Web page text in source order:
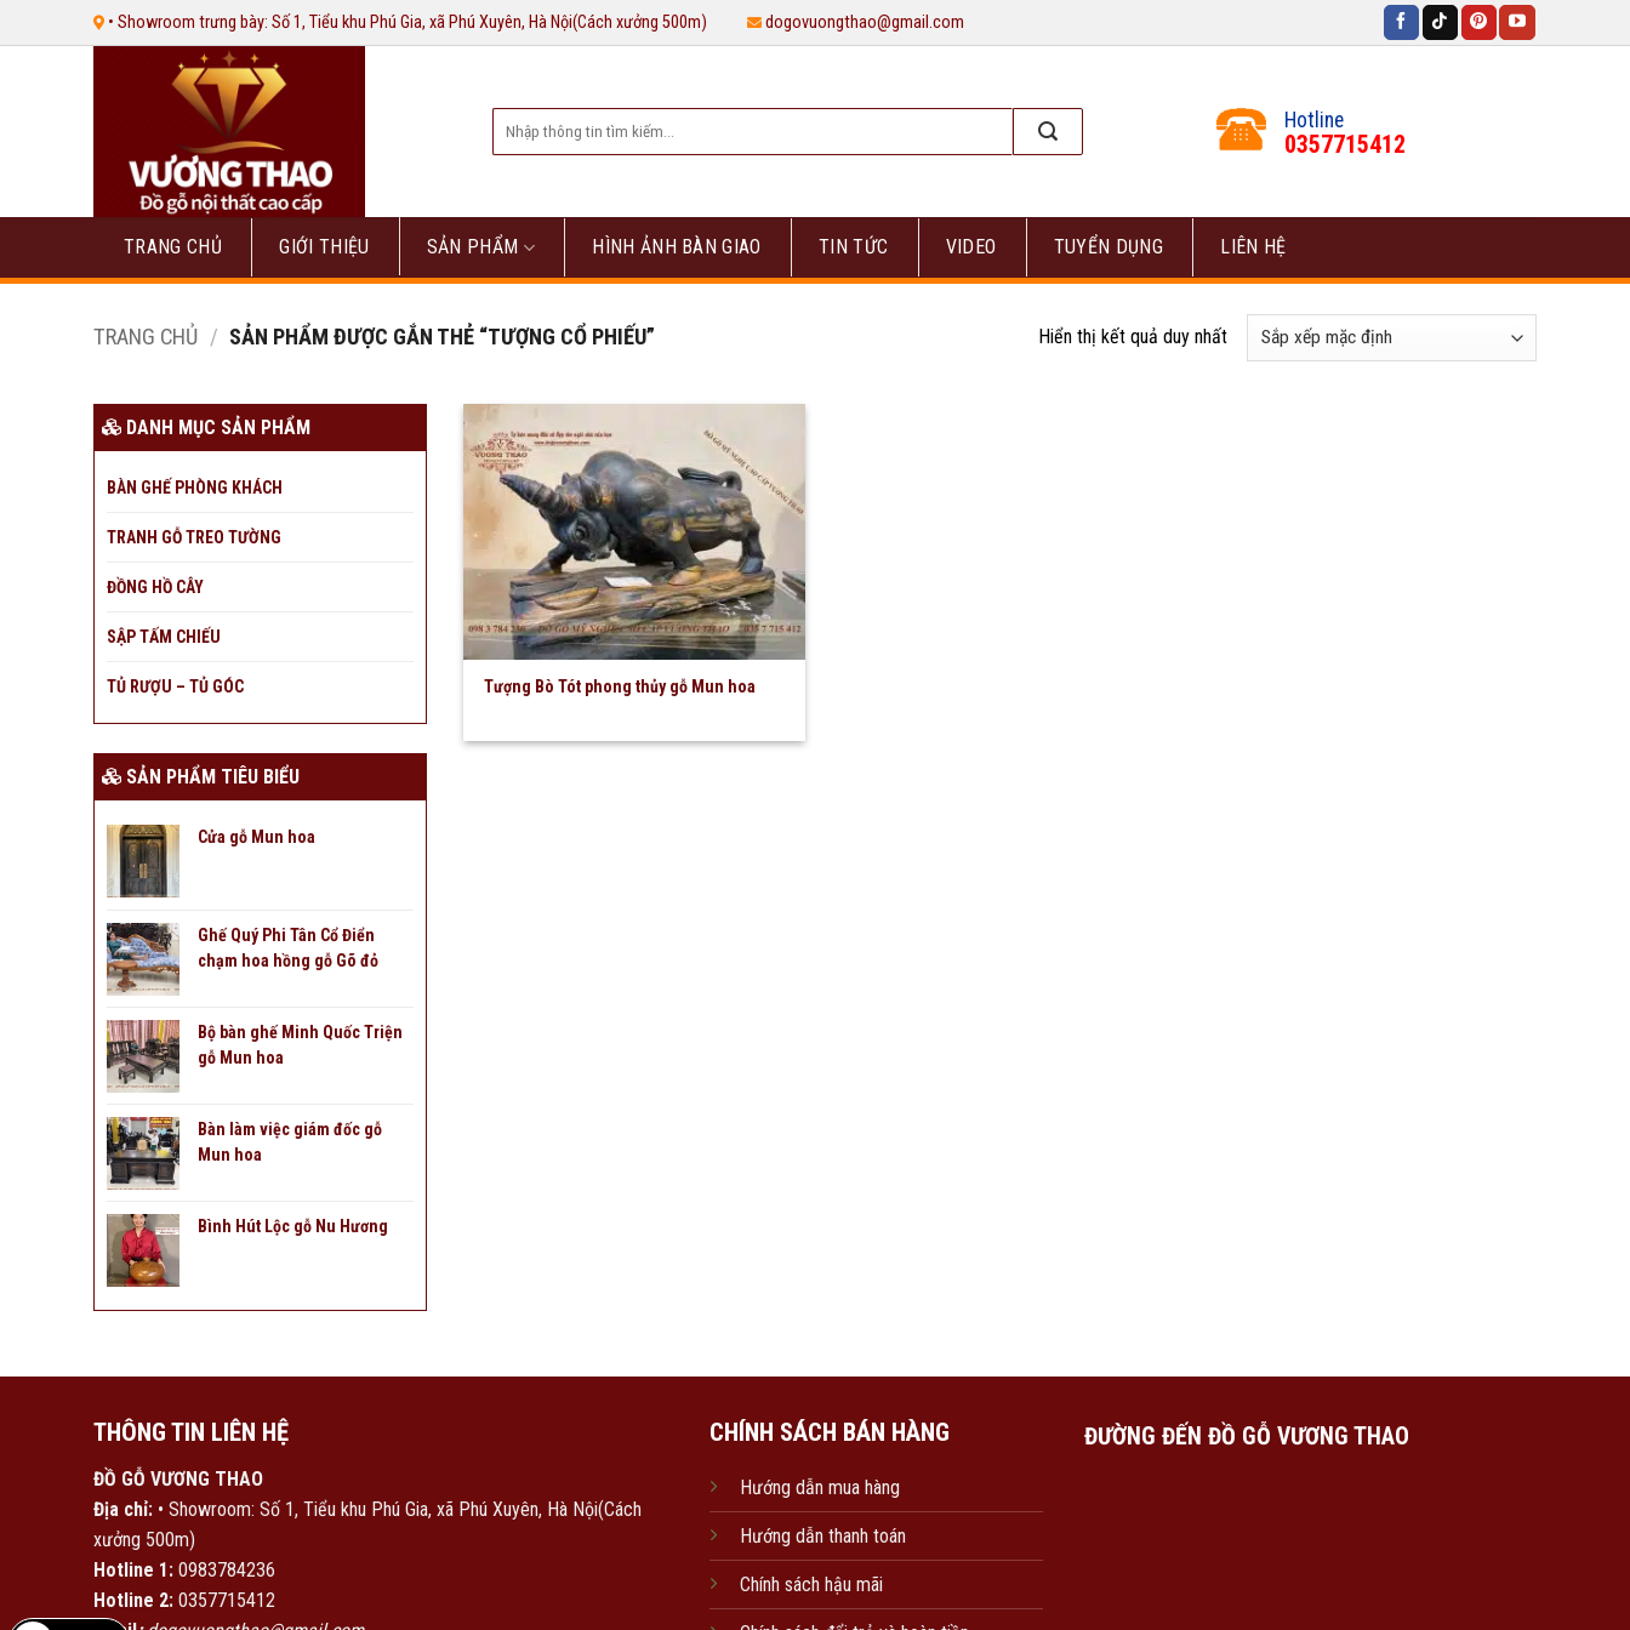
qua
• Showroom trưng bày: Số 1, Tiểu khu Phú Gia, xã Phú Xuyên, Hà Nội(Cách xưởng 500m) dogovuongthao@gmail.com
kiếm:
Hotline
0357715412
TRANG CHỦ GIỚI THIỆU SẢN PHẨM HÌNH ẢNH BÀN GIAO TIN TỨC VIDEO TUYỂN DỤNG LIÊN HỆ
TRANG CHỦ / SẢN PHẨM ĐƯỢC GẮN THẺ “TƯỢNG CỔ PHIẾU” Hiển thị kết quả duy nhất
DANH MỤC SẢN PHẨM
BÀN GHẾ PHÒNG KHÁCH
TRANH GỖ TREO TƯỜNG
ĐỒNG HỒ CÂY
SẬP TẤM CHIẾU
TỦ RƯỢU – TỦ GÓC
SẢN PHẨM TIÊU BIỂU
Cửa gỗ Mun hoa
Ghế Quý Phi Tân Cổ Điển
chạm hoa hồng gỗ Gõ đỏ
Bộ bàn ghế Minh Quốc Triện
gỗ Mun hoa
Bàn làm việc giám đốc gỗ
Mun hoa
Bình Hút Lộc gỗ Nu Hương
Tượng Bò Tót phong thủy gỗ Mun hoa
THÔNG TIN LIÊN HỆ
ĐỒ GỖ VƯƠNG THAO
Địa chỉ: • Showroom: Số 1, Tiểu khu Phú Gia, xã Phú Xuyên, Hà Nội(Cách
xưởng 500m)
Hotline 1: 0983784236
Hotline 2: 0357715412
CHÍNH SÁCH BÁN HÀNG
Hướng dẫn mua hàng
Hướng dẫn thanh toán
Chính sách hậu mãi
ĐƯỜNG ĐẾN ĐỒ GỖ VƯƠNG THAO